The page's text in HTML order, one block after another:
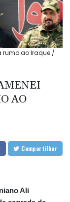
rumo ao Iraque /
AO
Compartilhar
Ali